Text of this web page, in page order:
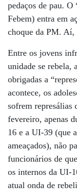
pedaços de pau. O
Febem) entra em
choque da PM. Aí,
Entre os jovens
unidade se rebela,
obrigadas a
acontece, os
sofrem represálias
fevereiro, apenas
16 e a UI-39 (que
ameaçados), não
funcionários de
os internos da UI-
atual onda de